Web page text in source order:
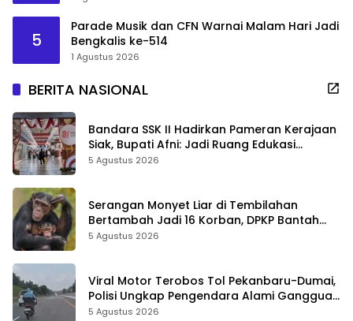
5
Parade Musik dan CFN Warnai Malam Hari Jadi
Bengkalis ke-514
1 Agustus 2026
BERITA NASIONAL
Bandara SSK II Hadirkan Pameran Kerajaan
Siak, Bupati Afni: Jadi Ruang Edukasi
Sejarah Riau
5 Agustus 2026
Serangan Monyet Liar di Tembilahan
Bertambah Jadi 16 Korban, DPKP Bantah
Video Gerombolan Viral
5 Agustus 2026
Viral Motor Terobos Tol Pekanbaru-Dumai,
Polisi Ungkap Pengendara Alami Gangguan
Usai Kecelakaan
5 Agustus 2026